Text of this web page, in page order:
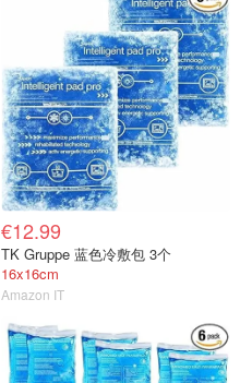
€12.99
TK Gruppe 蓝色冷敷包 3个
16x16cm
Amazon IT